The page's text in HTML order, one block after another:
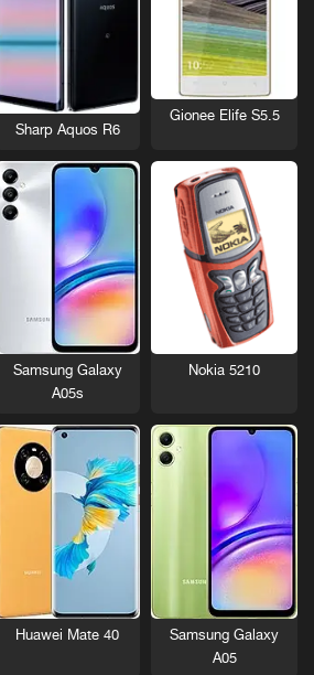
Gionee Elife S5.5
Sharp Aquos R6
Nokia 5210
Samsung Galaxy
A05s
Samsung Galaxy
A05
Huawei Mate 40